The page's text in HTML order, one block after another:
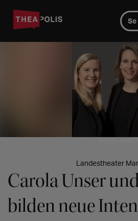
Landestheater
Carola Unser
bilden neue